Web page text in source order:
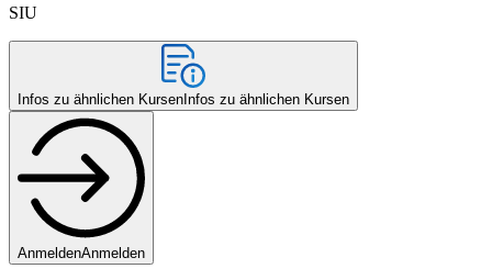
SIU
Infos zu ähnlichen Kursen Infos zu ähnlichen Kursen
AnmeldenAnmelden